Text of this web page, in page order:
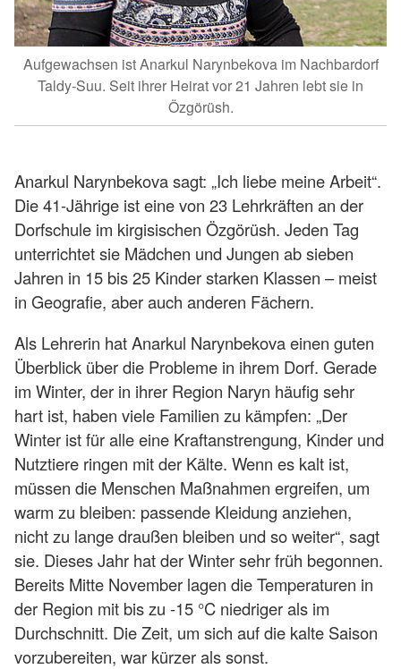
Aufgewachsen ist Anarkul Narynbekova im Nachbardorf
Taldy-Suu. Seit ihrer Heirat vor 21 Jahren lebt sie in
Özgörüsh.
Anarkul Narynbekova sagt: „Ich liebe meine Arbeit“.
Die 41-Jährige ist eine von 23 Lehrkräften an der
Dorfschule im kirgisischen Özgörüsh. Jeden Tag
unterrichtet sie Mädchen und Jungen ab sieben
Jahren in 15 bis 25 Kinder starken Klassen – meist
in Geografie, aber auch anderen Fächern.
Als Lehrerin hat Anarkul Narynbekova einen guten
Überblick über die Probleme in ihrem Dorf. Gerade
im Winter, der in ihrer Region Naryn häufig sehr
hart ist, haben viele Familien zu kämpfen: „Der
Winter ist für alle eine Kraftanstrengung, Kinder und
Nutztiere ringen mit der Kälte. Wenn es kalt ist,
müssen die Menschen Maßnahmen ergreifen, um
warm zu bleiben: passende Kleidung anziehen,
nicht zu lange draußen bleiben und so weiter“, sagt
sie. Dieses Jahr hat der Winter sehr früh begonnen.
Bereits Mitte November lagen die Temperaturen in
der Region mit bis zu -15 °C niedriger als im
Durchschnitt. Die Zeit, um sich auf die kalte Saison
vorzubereiten, war kürzer als sonst.